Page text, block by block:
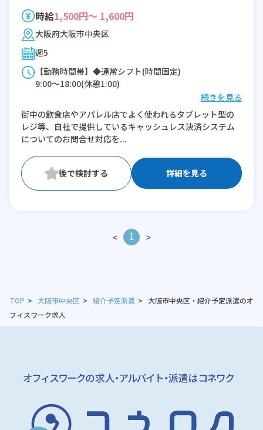
時給1,500円～ 1,600円
大阪府大阪市中央区
週5
【勤務時間帯】◆通常シフト(時間固定)
9:00〜18:00(休憩1:00)
※残業：10〜30時間程度/月
続きを見る
街中の飲食店やアパレル店でよく使われるタブレット型の
レジ等、自社で提供しているキャッシュレス決済システム
についてのお問合せ対応を...
詳細を見る
< 1 >
TOP 大阪市中央区 紹介予定派遣
大阪市中央区・紹介予定派遣のオ
フィスワーク求人